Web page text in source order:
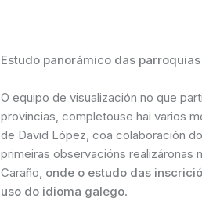
Estudo panorámico das
O equipo de visualización no que
provincias, completouse hai varios
de David López, coa colaboración
primeiras observacións realizáronas
Caraño, onde o estudo das
uso do idioma galego.